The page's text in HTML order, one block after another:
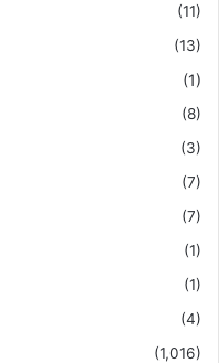
(11)
(13)
(1)
(8)
(3)
(7)
(7)
(1)
(1)
(4)
(1,016)